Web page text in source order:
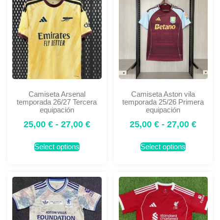
Camiseta Arsenal
temporada 26/27 Tercera
equipación
25,00 € - 27,00 €
Select options
Camiseta Aston vila
temporada 25/26 Primera
equipación
25,00€ - 27,00€
Select options